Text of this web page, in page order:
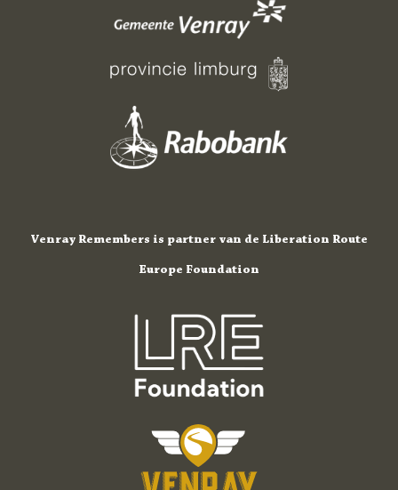
Venray Remembers is partner van de Liberation Route
Europe Foundation